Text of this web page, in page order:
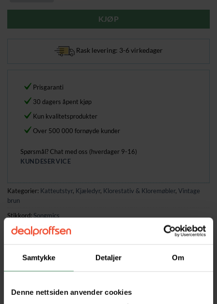
Samtykke Detaljer Om
Denne nettsiden anvender cookies
1839,00 kr.999,00 kr.
KJØP
Rask levering: 3-6 virkedager
Prisgaranti
30 dagers åpent kjøp
Kun kvalitetsprodukter
Over 500 000 fornøyde kunder
Spørsmål? Chat med oss (hverdager 9-16)
KUNDESERVICE
Kategorier: Katteutstyr, Kjæledyr, Klorestativ & Kloremøbler, Vintage
brun
Stikkord: Songmics
Hjem / Kjæledyr / Katteutstyr Klorestativ & Kloremøbler